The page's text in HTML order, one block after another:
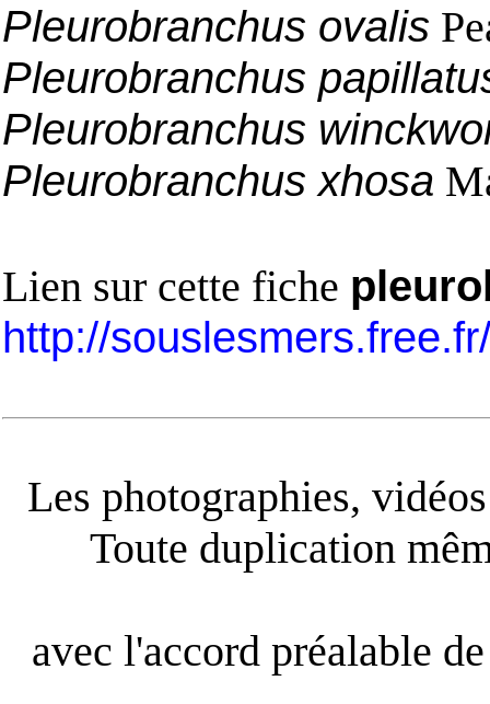
Pleurobranchus ovalis
Pleurobranchus
Pleurobranchus
Pleurobranchus xhosa
Lien sur cette fiche
http://
Les photographies,
Toute duplication
avec l'accord préalable